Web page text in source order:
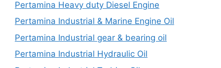
Pertamina Heavy duty Diesel Engine
Pertamina Industrial & Marine Engine Oil
Pertamina Industrial gear & bearing oil
Pertamina Industrial Hydraulic Oil